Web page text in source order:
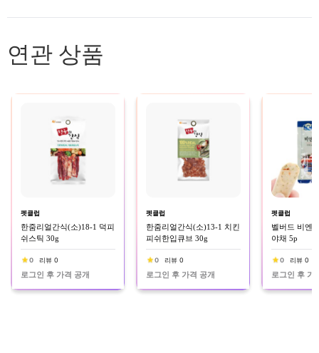
연관 상품
펫클럽
한줌리얼간식(소)18-1 덕피
쉬스틱 30g
0 리뷰 0
로그인 후 가격 공개
펫클럽
한줌리얼간식(소)13-1 치킨
피쉬한입큐브 30g
0 리뷰 0
로그인 후 가격 공개
펫클럽
벨버드 비엔
야채 5p
0 리뷰 0
로그인 후 가